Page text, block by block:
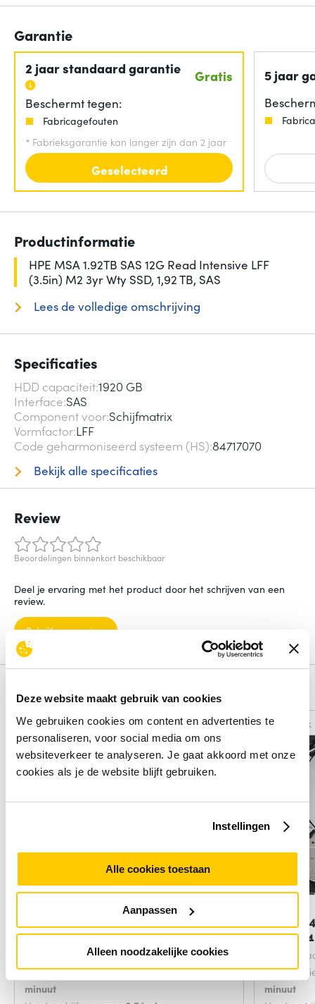
Deze website maakt gebruik van cookies
We gebruiken cookies om content en advertenties te
personaliseren, voor social media om ons
websiteverkeer te analyseren. Je gaat akkoord met onze
cookies als je de website blijft gebruiken.
Instellingen
Alle cookies toestaan
Aanpassen
Alleen noodzakelijke cookies
Garantie
2 jaar standaard garantie Gratis
Beschermt tegen:
Fabricagefouten
* Fabrieksgarantie kan langer zijn dan 2 jaar
Geselecteerd
5 jaar
Productinformatie
HPE MSA 1.92TB SAS 12G Read Intensive LFF
(3.5in) M2 3yr Wty SSD, 1,92 TB, SAS
Lees de volledige omschrijving
Specificaties
HDD capaciteit1920 GB
Interface SAS
Component voor Schijfmatrix
Vormfactor LFF
Code geharmoniseerd systeem (HS) 84717070
Bekijk alle specificaties
Review
Beoordelingen binnenkort beschikbaar
Deel je ervaring met het product door het schrijven van een
review.
Schrijf een review
Alternatieven
Vergelijk
Origin Storage SA-24TB/7-NL
interne harde
HDD capaciteit:24000 GB
HDD rotatiesnelheid:7200 revoluties per
minuut
Vergelijk
schijf 24
HDD
HDD
minuut